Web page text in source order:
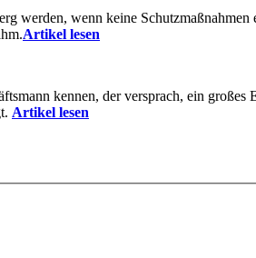
werden, wenn keine
Artikel lesen
kennen, der versprach, ein
Artikel lesen